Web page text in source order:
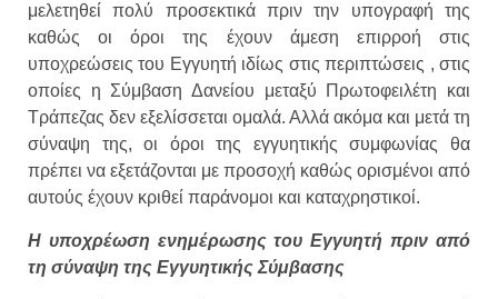
μελετηθεί πολύ προσεκτικά πριν την υπογραφή της
καθώς οι όροι της έχουν άμεση επιρροή στις
υποχρεώσεις του Εγγυητή ιδίως στις περιπτώσεις , στις
οποίες η Σύμβαση Δανείου μεταξύ Πρωτοφειλέτη και
Τράπεζας δεν εξελίσσεται ομαλά. Αλλά ακόμα και μετά τη
σύναψη της, οι όροι της εγγυητικής συμφωνίας θα
πρέπει να εξετάζονται με προσοχή καθώς ορισμένοι από
αυτούς έχουν κριθεί παράνομοι και καταχρηστικοί.
Η υποχρέωση ενημέρωσης του Εγγυητή πριν από
τη σύναψη της Εγγυητικής Σύμβασης